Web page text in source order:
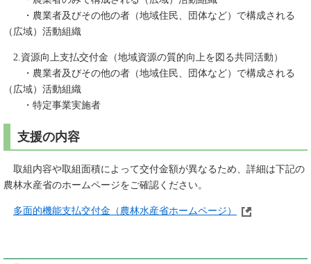
・農業者及びその他の者（地域住民、団体など）で構成される
（広域）活動組織
2.資源向上支払交付金（地域資源の質的向上を図る共同活動）
・農業者及びその他の者（地域住民、団体など）で構成される
（広域）活動組織
・特定事業実施者
支援の内容
取組内容や取組面積によって交付金額が異なるため、詳細は下記の
農林水産省のホームページをご確認ください。
多面的機能支払交付金（農林水産省ホームページ）